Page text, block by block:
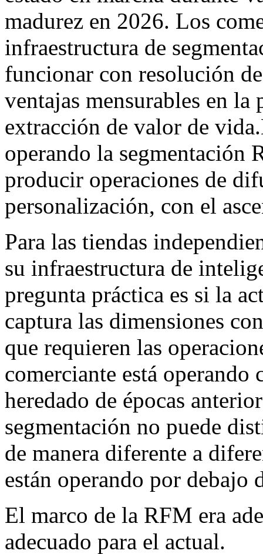
madurez en 2026. Los
infraestructura de
funcionar con resolución
ventajas mensurables en
extracción de valor de
operando la segmentación
producir operaciones de
personalización, con el
Para las tiendas
su infraestructura de
pregunta práctica es si la
captura las dimensiones
que requieren las
comerciante está
heredado de épocas
segmentación no puede
de manera diferente a
están operando por debajo
El marco de la RFM era
adecuado para el actual.